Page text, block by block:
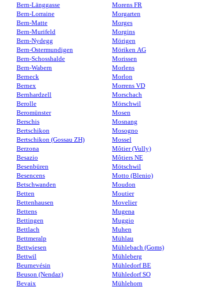
Bern-Länggasse
Bern-Lorraine
Bern-Matte
Bern-Murifeld
Bern-Nydegg
Bern-Ostermundigen
Bern-Schosshalde
Bern-Wabern
Berneck
Bernex
Bernhardzell
Berolle
Beromünster
Berschis
Bertschikon
Bertschikon (Gossau ZH)
Berzona
Besazio
Besenbüren
Besencens
Betschwanden
Betten
Bettenhausen
Bettens
Bettingen
Bettlach
Bettmeralp
Bettwiesen
Bettwil
Beurnevésin
Beuson (Nendaz)
Bevaix
Morens FR
Morgarten
Morges
Morgins
Mörigen
Möriken AG
Morissen
Morlens
Morlon
Morrens VD
Morschach
Mörschwil
Mosen
Mosnang
Mosogno
Mossel
Môtier (Vully)
Môtiers NE
Mötschwil
Motto (Blenio)
Moudon
Moutier
Movelier
Mugena
Muggio
Muhen
Mühlau
Mühlebach (Goms)
Mühleberg
Mühledorf BE
Mühledorf SO
Mühlehorn